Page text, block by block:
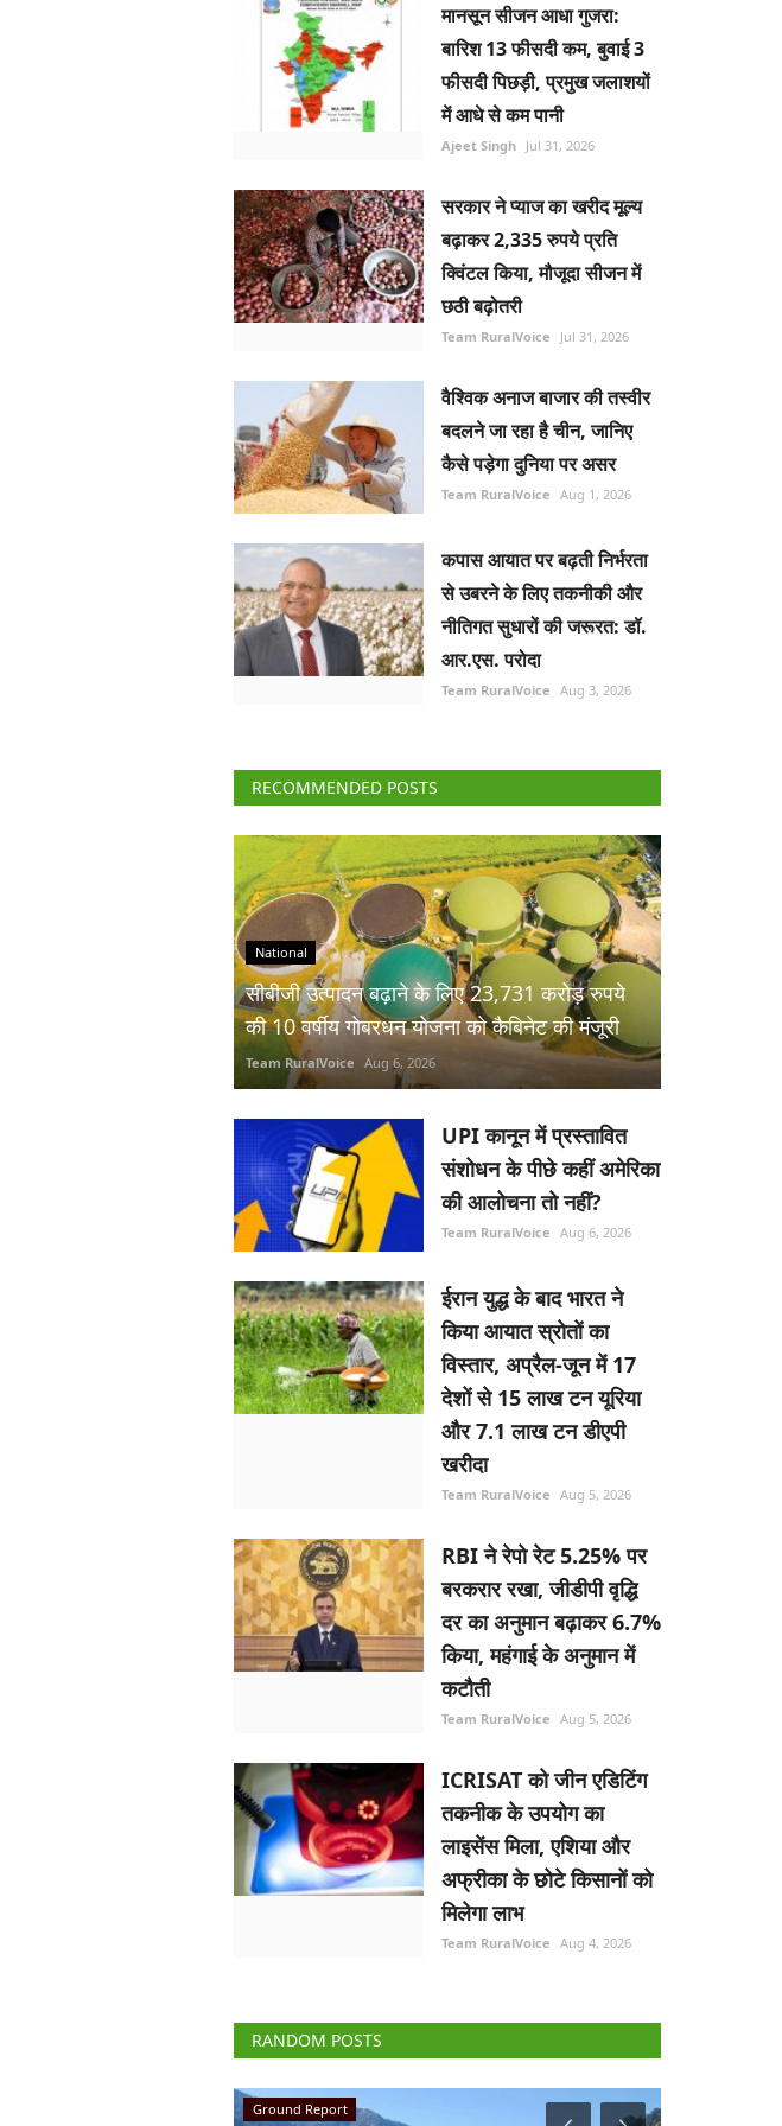
मानसून सीजन आधा गुजरा:
बारिश 13 फीसदी कम, बुवाई 3
फीसदी पिछड़ी, प्रमुख जलाशयों
में आधे से कम पानी
Ajeet Singh Jul 31, 2026
सरकार ने प्याज का खरीद मूल्य
बढ़ाकर 2,335 रुपये प्रति
क्विंटल किया, मौजूदा सीजन में
छठी बढ़ोतरी
Team RuralVoice Jul 31, 2026
वैश्विक अनाज बाजार की तस्वीर
बदलने जा रहा है चीन, जानिए
कैसे पड़ेगा दुनिया पर असर
Team RuralVoice Aug 1, 2026
कपास आयात पर बढ़ती निर्भरता
से उबरने के लिए तकनीकी और
नीतिगत सुधारों की जरूरत: डॉ.
आर.एस. परोदा
Team RuralVoice Aug 3, 2026
RECOMMENDED POSTS
National
सीबीजी उत्पादन बढ़ाने के लिए 23,731 करोड़ रुपये
की 10 वर्षीय गोबरधन योजना को कैबिनेट की मंजूरी
Team RuralVoice Aug 6, 2026
UPI कानून में प्रस्तावित
संशोधन के पीछे कहीं अमेरिका
की आलोचना तो नहीं?
Team RuralVoice Aug 6, 2026
ईरान युद्ध के बाद भारत ने
किया आयात स्रोतों का
विस्तार, अप्रैल-जून में 17
देशों से 15 लाख टन यूरिया
और 7.1 लाख टन डीएपी
खरीदा
Team RuralVoice Aug 5, 2026
RBI ने रेपो रेट 5.25% पर
बरकरार रखा, जीडीपी वृद्धि
दर का अनुमान बढ़ाकर 6.7%
किया, महंगाई के अनुमान में
कटौती
Team RuralVoice Aug 5, 2026
ICRISAT को जीन एडिटिंग
तकनीक के उपयोग का
लाइसेंस मिला, एशिया और
अफ्रीका के छोटे किसानों को
मिलेगा लाभ
Team RuralVoice Aug 4, 2026
RANDOM POSTS
National